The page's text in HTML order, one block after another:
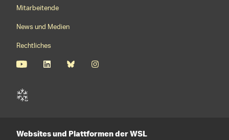
Mitarbeitende
News und Medien
Rechtliches
Websites und Plattformen der WSL